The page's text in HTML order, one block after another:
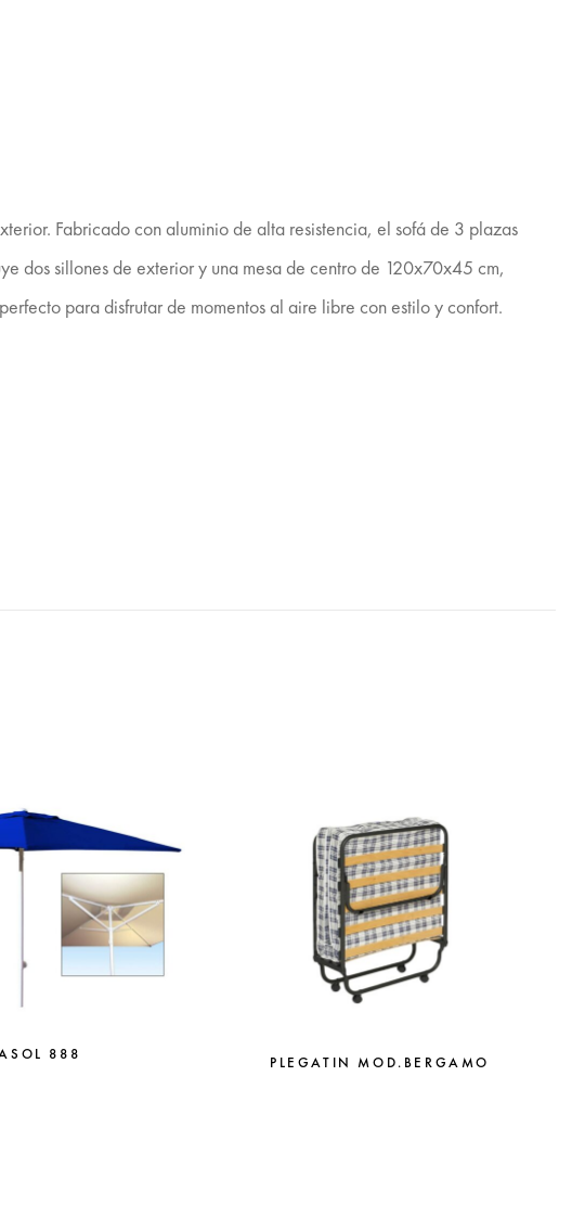
Fabricado con aluminio de alta resistencia, el sofá de 3 plazas
dos sillones de exterior y una mesa de centro de 120x70x45 cm,
para disfrutar de momentos al aire libre con estilo y confort.
888 PLEGATIN MOD.BERGAMO